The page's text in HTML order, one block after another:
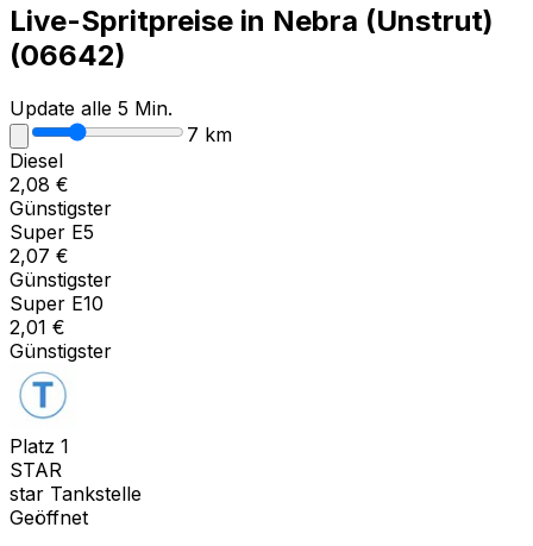
Live-Spritpreise in Nebra (Unstrut)
(06642)
Update alle 5 Min.
7 km
Diesel
2,08 €
Günstigster
Super E5
2,07 €
Günstigster
Super E10
2,01 €
Günstigster
Platz 1
STAR
star Tankstelle
Geöffnet